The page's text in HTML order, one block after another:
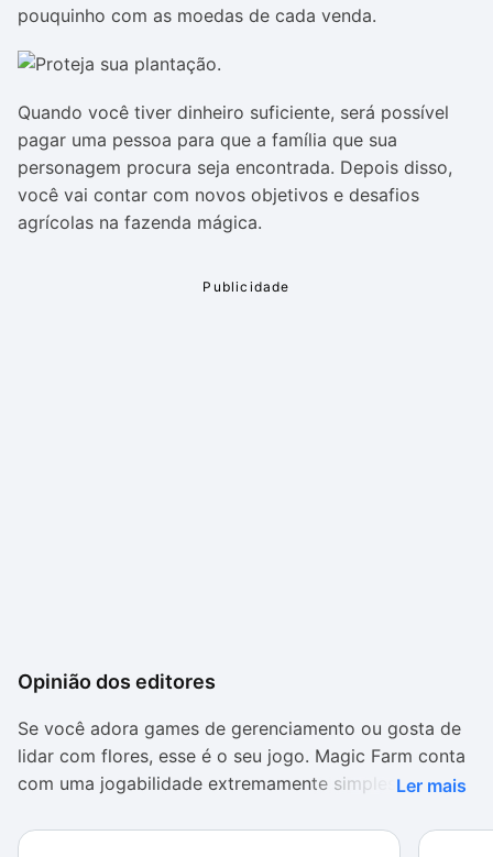
pouquinho com as moedas de cada venda.
Quando você tiver dinheiro suficiente, será possível
pagar uma pessoa para que a família que sua
personagem procura seja encontrada. Depois disso,
você vai contar com novos objetivos e desafios
agrícolas na fazenda mágica.
Opinião dos editores
Se você adora games de gerenciamento ou gosta de
lidar com flores, esse é o seu jogo. Magic Farm conta
com uma jogabilidade extremamente simples e dispõe
passo que o jogador deve seguir.
Ler mais